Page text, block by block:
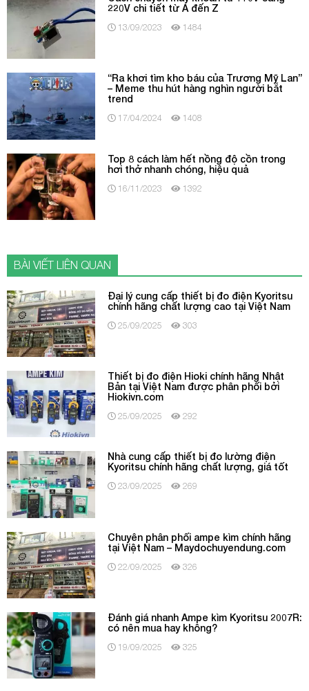
220V chi tiết từ A đến Z
13/09/2023 1484
“Ra khơi tìm kho báu của Trương Mỹ Lan”
– Meme thu hút hàng nghìn người bắt
trend
17/04/2024 1408
Top 8 cách làm hết nồng độ cồn trong
hơi thở nhanh chóng, hiệu quả
16/11/2023 1392
BÀI VIẾT LIÊN QUAN
Đại lý cung cấp thiết bị đo điện Kyoritsu
chính hãng chất lượng cao tại Việt Nam
25/09/2025 303
Thiết bị đo điện Hioki chính hãng Nhật
Bản tại Việt Nam được phân phối bởi
Hiokivn.com
25/09/2025 292
Nhà cung cấp thiết bị đo lường điện
Kyoritsu chính hãng chất lượng, giá tốt
23/09/2025 269
Chuyên phân phối ampe kìm chính hãng
tại Việt Nam – Maydochuyendung.com
22/09/2025 326
Đánh giá nhanh Ampe kìm Kyoritsu 2007R:
có nên mua hay không?
19/09/2025 325